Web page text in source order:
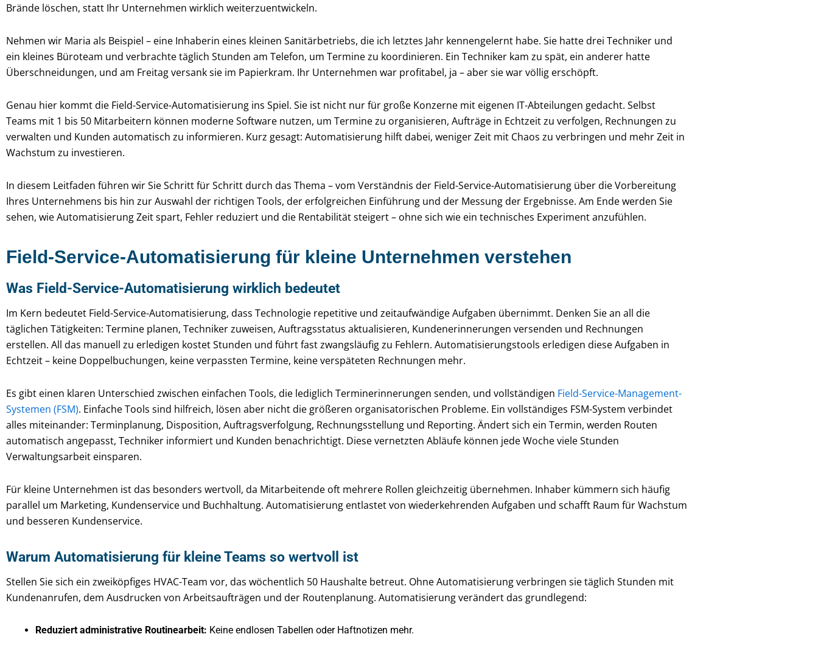
Brände löschen, statt Ihr Unternehmen wirklich weiterzuentwickeln.
Nehmen wir Maria als Beispiel – eine Inhaberin eines kleinen Sanitärbetriebs, die ich letztes Jahr kennengelernt habe. Sie hatte drei Techniker und
ein kleines Büroteam und verbrachte täglich Stunden am Telefon, um Termine zu koordinieren. Ein Techniker kam zu spät, ein anderer hatte
Überschneidungen, und am Freitag versank sie im Papierkram. Ihr Unternehmen war profitabel, ja – aber sie war völlig erschöpft.
Genau hier kommt die Field-Service-Automatisierung ins Spiel. Sie ist nicht nur für große Konzerne mit eigenen IT-Abteilungen gedacht. Selbst
Teams mit 1 bis 50 Mitarbeitern können moderne Software nutzen, um Termine zu organisieren, Aufträge in Echtzeit zu verfolgen, Rechnungen zu
verwalten und Kunden automatisch zu informieren. Kurz gesagt: Automatisierung hilft dabei, weniger Zeit mit Chaos zu verbringen und mehr Zeit in
Wachstum zu investieren.
In diesem Leitfaden führen wir Sie Schritt für Schritt durch das Thema – vom Verständnis der Field-Service-Automatisierung über die Vorbereitung
Ihres Unternehmens bis hin zur Auswahl der richtigen Tools, der erfolgreichen Einführung und der Messung der Ergebnisse. Am Ende werden Sie
sehen, wie Automatisierung Zeit spart, Fehler reduziert und die Rentabilität steigert – ohne sich wie ein technisches Experiment anzufühlen.
Field-Service-Automatisierung für kleine Unternehmen verstehen
Was Field-Service-Automatisierung wirklich bedeutet
Im Kern bedeutet Field-Service-Automatisierung, dass Technologie repetitive und zeitaufwändige Aufgaben übernimmt. Denken Sie an all die
täglichen Tätigkeiten: Termine planen, Techniker zuweisen, Auftragsstatus aktualisieren, Kundenerinnerungen versenden und Rechnungen
erstellen. All das manuell zu erledigen kostet Stunden und führt fast zwangsläufig zu Fehlern. Automatisierungstools erledigen diese Aufgaben in
Echtzeit – keine Doppelbuchungen, keine verpassten Termine, keine verspäteten Rechnungen mehr.
Es gibt einen klaren Unterschied zwischen einfachen Tools, die lediglich Terminerinnerungen senden, und vollständigen Field-Service-Management-
Systemen (FSM). Einfache Tools sind hilfreich, lösen aber nicht die größeren organisatorischen Probleme. Ein vollständiges FSM-System verbindet
alles miteinander: Terminplanung, Disposition, Auftragsverfolgung, Rechnungsstellung und Reporting. Ändert sich ein Termin, werden Routen
automatisch angepasst, Techniker informiert und Kunden benachrichtigt. Diese vernetzten Abläufe können jede Woche viele Stunden
Verwaltungsarbeit einsparen.
Für kleine Unternehmen ist das besonders wertvoll, da Mitarbeitende oft mehrere Rollen gleichzeitig übernehmen. Inhaber kümmern sich häufig
parallel um Marketing, Kundenservice und Buchhaltung. Automatisierung entlastet von wiederkehrenden Aufgaben und schafft Raum für Wachstum
und besseren Kundenservice.
Warum Automatisierung für kleine Teams so wertvoll ist
Stellen Sie sich ein zweiköpfiges HVAC-Team vor, das wöchentlich 50 Haushalte betreut. Ohne Automatisierung verbringen sie täglich Stunden mit
Kundenanrufen, dem Ausdrucken von Arbeitsaufträgen und der Routenplanung. Automatisierung verändert das grundlegend:
Reduziert administrative Routinearbeit: Keine endlosen Tabellen oder Haftnotizen mehr.